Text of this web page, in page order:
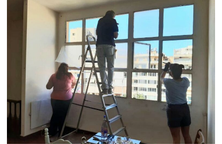
u
r
l
'
e
m
p
o
w
e
r
m